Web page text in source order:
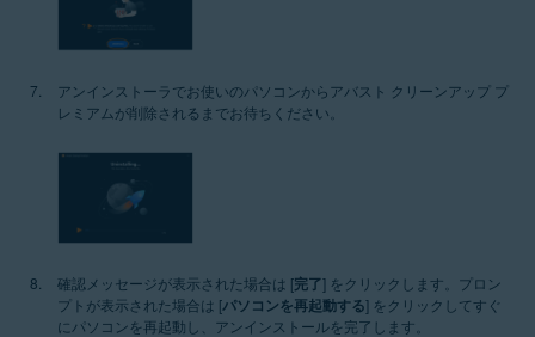
アンインストーラでお使いのパソコンからアバスト クリーンアップ プ
レミアムが削除されるまでお待ちください。
確認メッセージが表示された場合は [完了] をクリックします。プロン
プトが表示された場合は [パソコンを再起動する] をクリックしてすぐ
にパソコンを再起動し、アンインストールを完了します。